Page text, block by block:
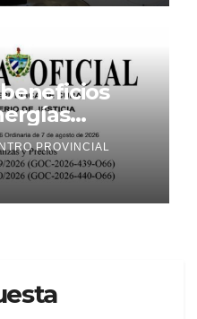
a
no estatal
PROVINCIAL